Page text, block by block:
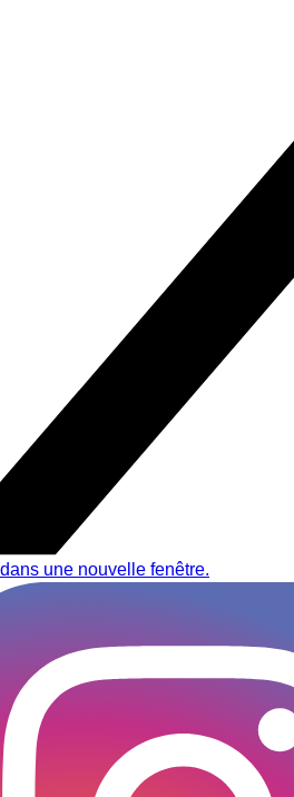
une nouvelle fenêtre.